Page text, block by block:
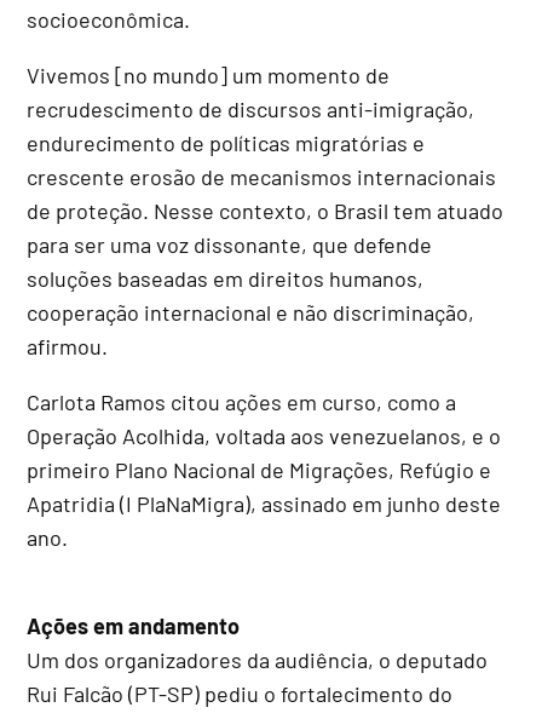
socioeconômica.
Vivemos [no mundo] um momento de
recrudescimento de discursos anti-imigração,
endurecimento de políticas migratórias e
crescente erosão de mecanismos internacionais
de proteção. Nesse contexto, o Brasil tem atuado
para ser uma voz dissonante, que defende
soluções baseadas em direitos humanos,
cooperação internacional e não discriminação,
afirmou.
Carlota Ramos citou ações em curso, como a
Operação Acolhida, voltada aos venezuelanos, e o
primeiro Plano Nacional de Migrações, Refúgio e
Apatridia (I PlaNaMigra), assinado em junho deste
ano.
Ações em andamento
Um dos organizadores da audiência, o deputado
Rui Falcão (PT-SP) pediu o fortalecimento do